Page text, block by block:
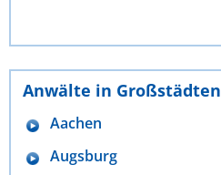
Anwälte in Großstädten
Aachen
Augsburg